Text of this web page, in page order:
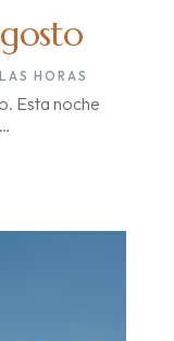
HORAS
Esta noche